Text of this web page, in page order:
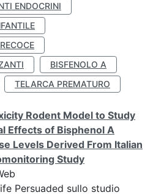
ENDOCRINI
BISFENOLO A
TELARCA PREMATURO
Rodent Model to Study
Effects of Bisphenol A
Levels Derived From Italian
Study
Persuaded sullo studio